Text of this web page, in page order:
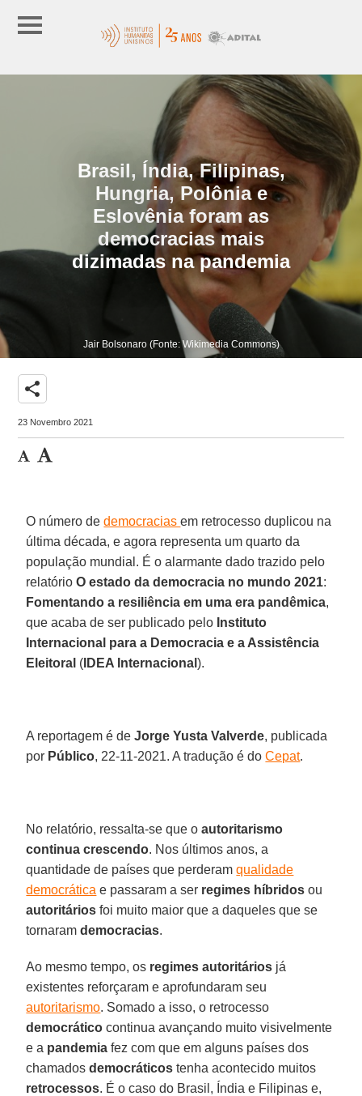
Brasil, Índia, Filipinas,
Hungria, Polônia e
Eslovênia foram as
democracias mais
dizimadas na pandemia
Jair Bolsonaro (Fonte: Wikimedia Commons)
share
23 Novembro 2021
O número dedemocraciasem retrocesso duplicou na
última década, e agora representa um quarto da
população mundial. É o alarmante dado trazido pelo
relatórioO estado da democracia no mundo 2021:
Fomentando a resiliência em uma era pandêmica,
que acaba de ser publicado pelo Instituto
Internacional para a Democracia e a Assistência
Eleitoral ( IDEA Internacional).
A reportagem é deJorge Yusta Valverde, publicada
por Público, 22-11-2021. A tradução é doCepat.
No relatório, ressalta-se que oautoritarismo
continua crescendo. Nos últimos anos, a
quantidade de países que perderamqualidade
democrática e passaram a ser regimes híbridos ou
autoritários foi muito maior que a daqueles que se
tornaramdemocracias.
Ao mesmo tempo, os regimes autoritários já
existentes reforçaram e aprofundaram seu
autoritarismo. Somado a isso, o retrocesso
democrático continua avançando muito visivelmente
e a pandemia fez com que em alguns países dos
chamadosdemocráticos tenha acontecido muitos
retrocessos. É o caso do Brasil, Índia e Filipinas e,